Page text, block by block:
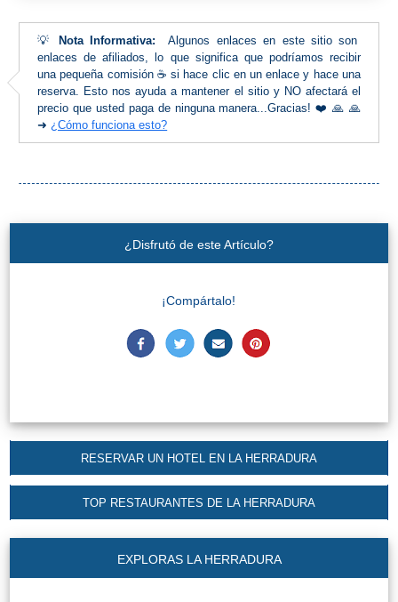
💡 Nota Informativa: Algunos enlaces en este sitio son
enlaces de afiliados, lo que significa que podríamos recibir
una pequeña comisión ☕ si hace clic en un enlace y hace una
reserva. Esto nos ayuda a mantener el sitio y NO afectará el
precio que usted paga de ninguna manera...Gracias! ❤️ 🙏 🙏
➜¿Cómo funciona esto?
¿Disfrutó de este Artículo?
¡Compártalo!
RESERVAR UN HOTEL EN LA HERRADURA
TOP RESTAURANTES DE LA HERRADURA
EXPLORAS LA HERRADURA